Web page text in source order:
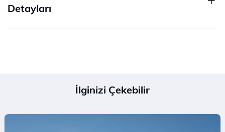
Detayları
İlginizi Çekebilir